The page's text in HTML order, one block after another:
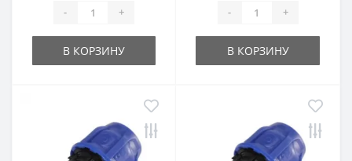
- +
В КОРЗИНУ
- +
В КОРЗИНУ